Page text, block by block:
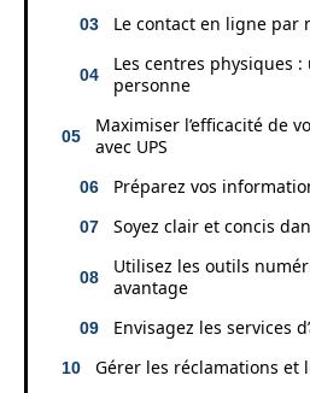
Le contact en ligne par
Les centres physiques :
personne
Maximiser l’efficacité de
avec UPS
Préparez vos
Soyez clair et concis
Utilisez les outils
avantage
Envisagez les services
Gérer les réclamations et